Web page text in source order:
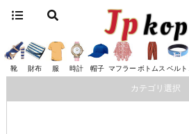
靴 財布 服 時計 帽子 マフラー ボトムス ベルト
アクセサリー / ティファニー
ティファニー
カテゴリ選択